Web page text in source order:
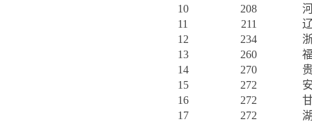
10
208
11
211
12
234
13
260
14
270
15
272
16
272
17
272